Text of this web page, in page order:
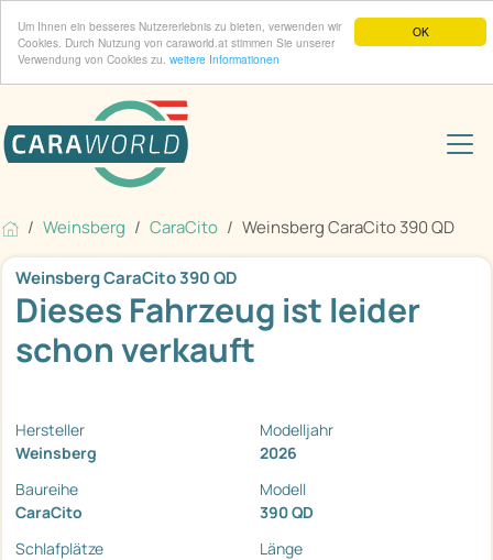
OK
Um Ihnen ein besseres Nutzererlebnis zu bieten, verwenden wir
Cookies. Durch Nutzung von caraworld.at stimmen Sie unserer
Verwendung von Cookies zu. weitere Informationen
Weinsberg CaraCito Weinsberg CaraCito 390 QD
Weinsberg CaraCito 390 QD
Dieses Fahrzeug ist leider
schon verkauft
Hersteller
Weinsberg
Modelljahr
2026
Baureihe
CaraCito
Modell
390 QD
Schlafplätze
Länge